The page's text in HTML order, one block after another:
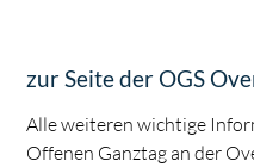
zur Seite der OGS
Alle weiteren wichtige
Offenen Ganztag an der